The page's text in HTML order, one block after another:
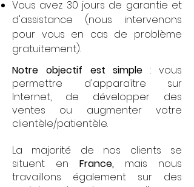
Vous avez 30 jours de garantie et
d'assistance (nous intervenons
pour vous en cas de problème
gratuitement).
Notre objectif est simple: vous
permettre d'apparaître sur
Internet, de développer des
ventes ou augmenter votre
clientèle/patientèle.
La majorité de nos clients se
situent en France, mais nous
travaillons également sur des